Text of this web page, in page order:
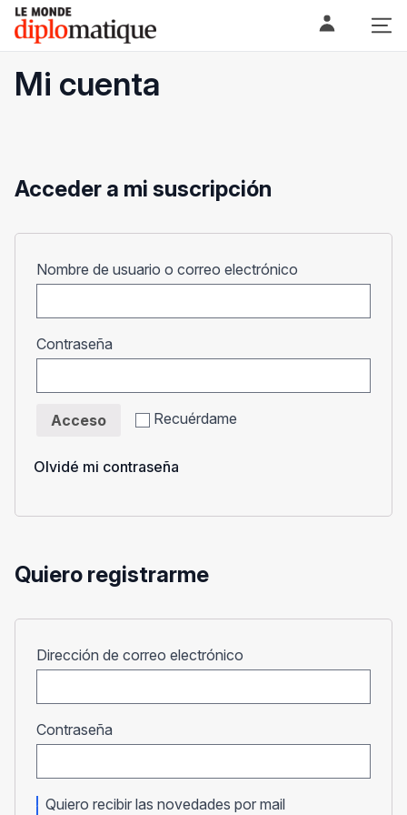
Skip
content
Le monde diplomatique
Mi cuenta
Acceder a mi suscripción
Nombre de usuario o correo electrónico
Contraseña
Recuérdame
Acceso
Olvidé mi contraseña
Quiero registrarme
Dirección de correo electrónico
Contraseña
Quiero recibir las novedades por mail